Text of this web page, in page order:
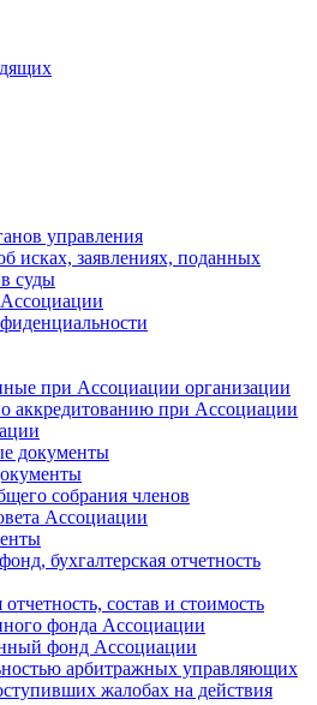
управления
исках, заявлениях, поданных
суды
Ассоциации
при Ассоциации организации
аккредитованию при Ассоциации
документы
собрания членов
Ассоциации
бухгалтерская отчетность
отчетность, состав и стоимость
фонда Ассоциации
фонд Ассоциации
арбитражных управляющих
жалобах на действия